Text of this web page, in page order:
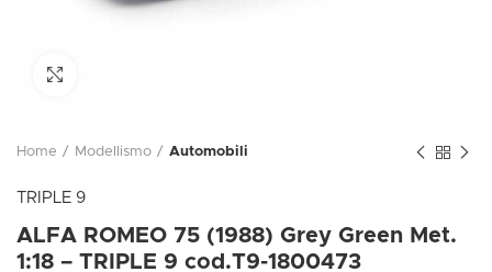
Home Modellismo Automobili
TRIPLE 9
ALFA ROMEO 75 (1988) Grey Green Met.
1:18 – TRIPLE 9 cod.T9-1800473